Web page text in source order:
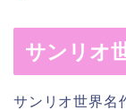
サンリオ
サンリオ世界名